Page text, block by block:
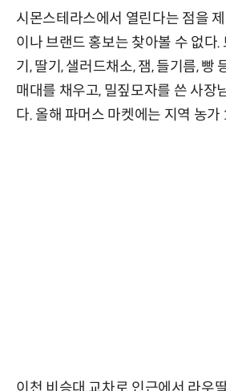
시몬스테라스에서 열린다는 점을
이나 브랜드 홍보는 찾아볼 수 없다.
기, 딸기, 샐러드채소, 잼, 들기름, 빵
매대를 채우고, 밀짚모자를 쓴 사장
다. 올해 파머스 마켓에는 지역 농